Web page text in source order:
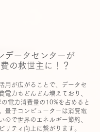
データセンターが
の救世主に！？
用が広がることで、データセ
電力もどんどん増えており、
電力消費量の10%を占めると
量子コンピューターは消費電
ので世界のエネルギー節約、
リティ向上に繋がります。